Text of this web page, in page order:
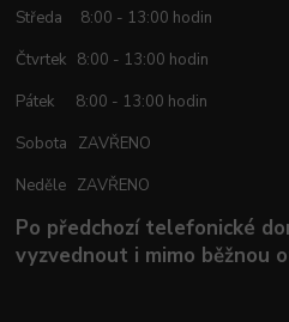
Středa 8:00 - 13:00 hodin
Čtvrtek 8:00 - 13:00 hodin
Pátek 8:00 - 13:00 hodin
Sobota ZAVŘENO
Neděle ZAVŘENO
Po předchozí telefonické
vyzvednout i mimo běžnou